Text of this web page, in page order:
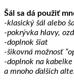
Šál sa dá použiť
-klasický šál alebo
-pokrývka hlavy,
-doplnok šiat
-šikovná možnosť
-doplnok na kabelke
a mnoho ďalších